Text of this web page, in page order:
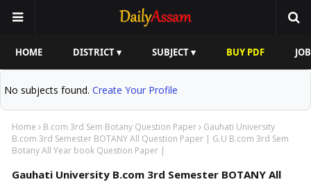
HOME DISTRICT ▾ SUBJECT ▾ BUY PDF
No subjects found. Create Your Profile
Home B.com 3rd Sem Botany Question Paper
Gauhati University
B.com 3rd Semester BOTANY All Question Paper | G.U B.com 3rd Sem
Botany All Year book Question Paper |
Gauhati University B.com 3rd Semester BOTANY All